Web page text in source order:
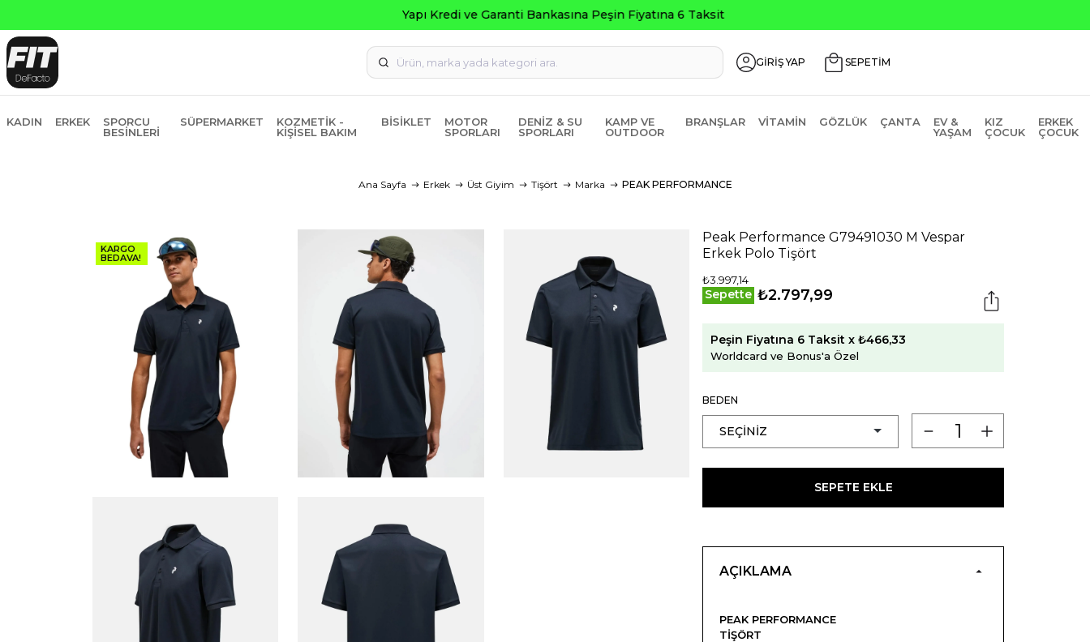
Yapı Kredi ve Garanti Bankasına Peşin Fiyatına 6 Taksit
GİRİŞ YAP SEPETİM
KADIN ERKEK
SPORCU
BESINLERI
SÜPERMARKET
KOZMETIK -
KIŞISEL BAKIM
BISIKLET
MOTOR
SPORLARI
DENIZ & SU
SPORLARI
KAMP VE
OUTDOOR
BRANŞLAR VITAMIN GÖZLÜK ÇANTA
EV &
YAŞAM
KIZ
ÇOCUK
ERKEK
ÇOCUK
Ana Sayfa Erkek Üst Giyim Tişört Marka PEAK PERFORMANCE
KARGO
BEDAVA!
Peak Performance G79491030 M Vespar
Erkek Polo Tişört
₺3.997,14
Sepette ₺2.797,99
Peşin Fiyatına 6 Taksit x ₺466,33
Worldcard ve Bonus'a Özel
BEDEN
SEPETE EKLE
AÇIKLAMA
PEAK PERFORMANCE
TIŞÖRT